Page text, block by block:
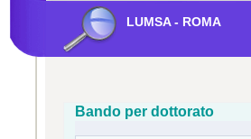
LUMSA - ROMA
Bando per dottorato